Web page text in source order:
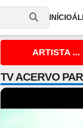
INÍCIO
ARTISTA ...
TV ACERVO